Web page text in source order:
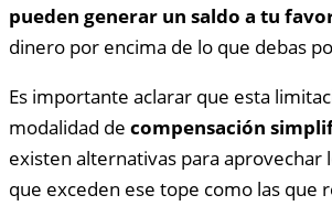
pueden generar un saldo a tu
dinero por encima de lo que debas
Es importante aclarar que esta
modalidad de compensación
existen alternativas para aprovechar
que exceden ese tope como las que